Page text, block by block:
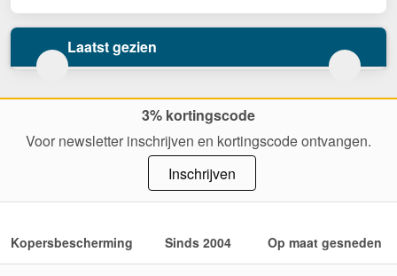
Laatst gezien
3% kortingscode
Voor newsletter inschrijven en kortingscode ontvangen.
Inschrijven
Kopersbescherming Sinds 2004 Op maat gesneden